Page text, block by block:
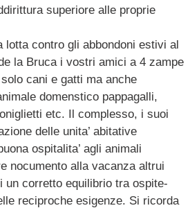
superiore alle proprie
lotta contro gli abbondoni estivi al
la Bruca i vostri amici a 4 zampe
cani e gatti ma anche
domenstico pappagalli,
etc. Il complesso, i suoi
delle unita’ abitative
ospitalita’ agli animali
nocumento alla vacanza altrui
un corretto equilibrio tra ospite-
reciproche esigenze. Si ricorda